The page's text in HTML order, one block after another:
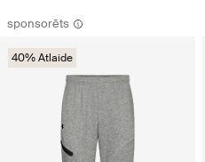
sponsorēts
40% Atlaide